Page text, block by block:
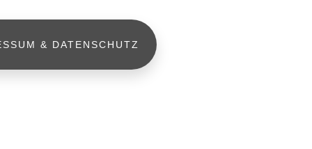
& DATENSCHUTZ